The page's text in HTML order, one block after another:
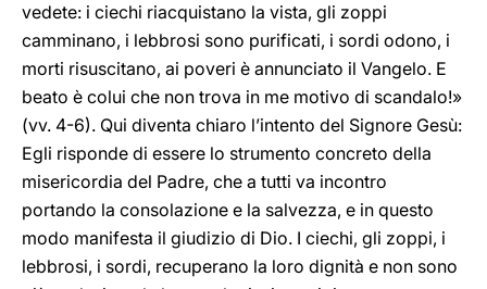
vedete: i ciechi riacquistano la vista, gli zoppi
camminano, i lebbrosi sono purificati, i sordi odono, i
morti risuscitano, ai poveri è annunciato il Vangelo. E
beato è colui che non trova in me motivo di scandalo!»
(vv. 4-6). Qui diventa chiaro l’intento del Signore Gesù:
Egli risponde di essere lo strumento concreto della
misericordia del Padre, che a tutti va incontro
portando la consolazione e la salvezza, e in questo
modo manifesta il giudizio di Dio. I ciechi, gli zoppi, i
lebbrosi, i sordi, recuperano la loro dignità e non sono